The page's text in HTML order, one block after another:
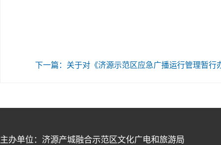
下一篇：关于对《济源示范区应急广播运行管理暂行
主办单位：济源产城融合示范区文化广电和旅游局